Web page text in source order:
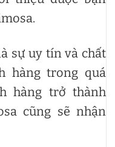
sự uy tín và chất
hàng trong quá
hàng trở thành
cũng sẽ nhận